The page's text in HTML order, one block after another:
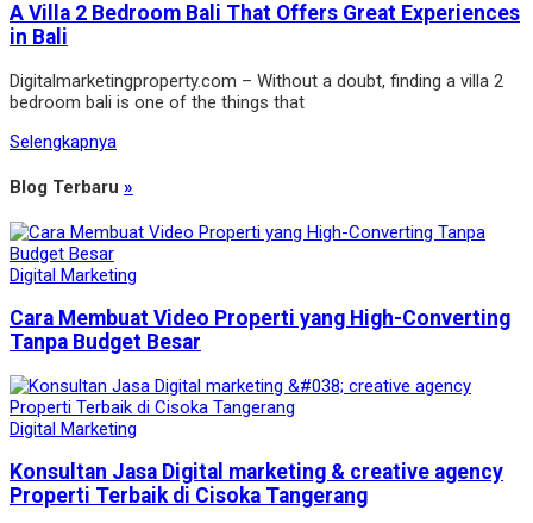
A Villa 2 Bedroom Bali That Offers Great Experiences
in Bali
Digitalmarketingproperty.com – Without a doubt, finding a villa 2
bedroom bali is one of the things that
Selengkapnya
Blog Terbaru »
Digital Marketing
Cara Membuat Video Properti yang High-Converting
Tanpa Budget Besar
Digital Marketing
Konsultan Jasa Digital marketing & creative agency
Properti Terbaik di Cisoka Tangerang